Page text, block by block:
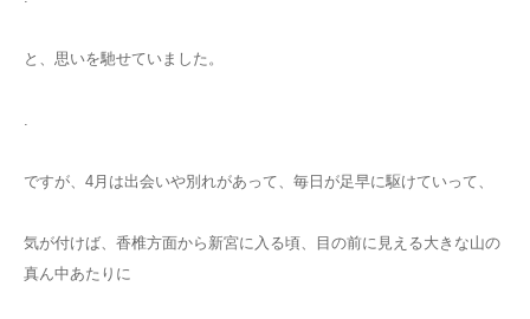
と、思いを馳せていました。
ですが、4月は出会いや別れがあって、毎日が足早に駆けていって、
気が付けば、香椎方面から新宮に入る頃、目の前に見える大きな山の
真ん中あたりに